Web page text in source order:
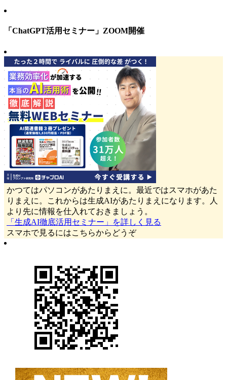
「ChatGPT活用セミナー」ZOOM開催
かつてはパソコンがあたりまえに。最近ではスマホがあた
りまえに。これからは生成AIがあたりまえになります。人
より先に情報を仕入れておきましょう。
「生成AI徹底活用セミナー」を詳しく見る
スマホで見るにはこちらからどうぞ